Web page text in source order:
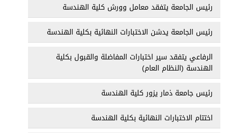
رئيس الجامعة يتفقد معامل وورش كلية الهندسة
رئيس الجامعة يدشن الاختبارات النهائية بكلية الهندسة
الرفاعي يتفقد سير اختبارات المفاضلة والقبول بكلية
الهندسة (النظام العام)
رئيس جامعة ذمار يزور كلية الهندسة
اختتام الاختبارات النهائية بكلية الهندسة